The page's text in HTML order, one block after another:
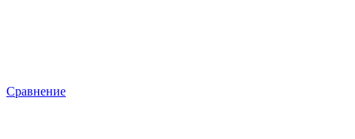
Сравнение